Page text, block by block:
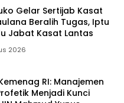
Gelar Sertijab Kasat
Beralih Tugas, Iptu
Jabat Kasat Lantas
2026
RI: Manajemen
Menjadi Kunci